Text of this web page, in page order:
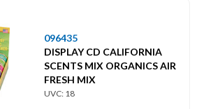
096435
DISPLAY CD CALIFORNIA
SCENTS MIX ORGANICS AIR
FRESH MIX
UVC: 18